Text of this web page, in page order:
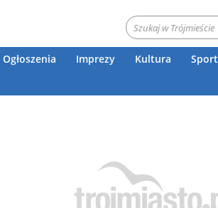
Ogłoszenia Imprezy Kultura Sport